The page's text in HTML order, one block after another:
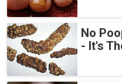
No
- It's